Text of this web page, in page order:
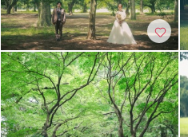
3万円以下のプラン